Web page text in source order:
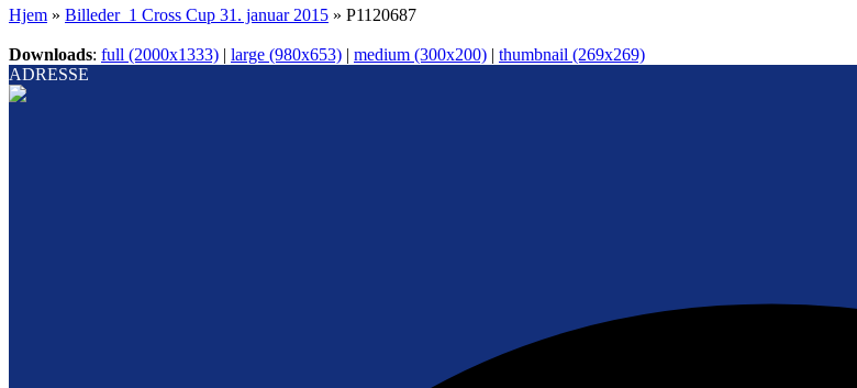
Hjem » Billeder_1 Cross Cup 31. januar 2015 » P1120687
Downloads: full (2000x1333) | large (980x653) | medium (300x200) | thumbnail (269x269)
ADRESSE